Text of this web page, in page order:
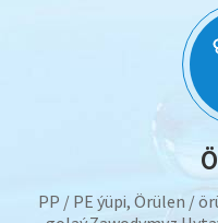
PP / PE ýüpi, Örülen /